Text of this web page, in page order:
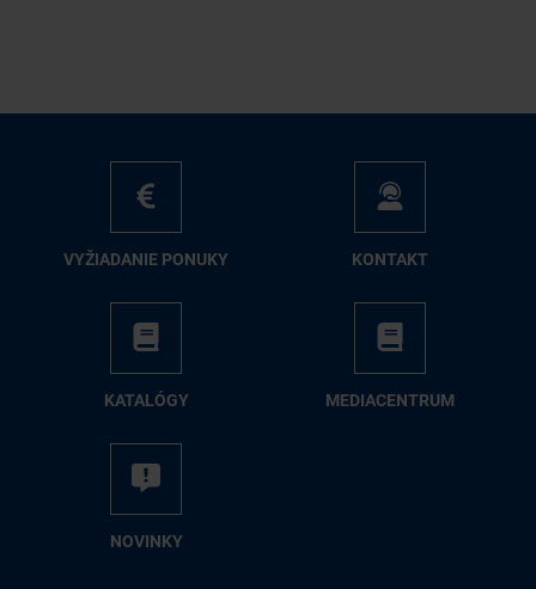
VY­ŽIA­DA­NIE PO­NU­KY KON­TAKT
KA­TA­LÓ­GY ME­DIA­CEN­TRUM
NO­VIN­KY